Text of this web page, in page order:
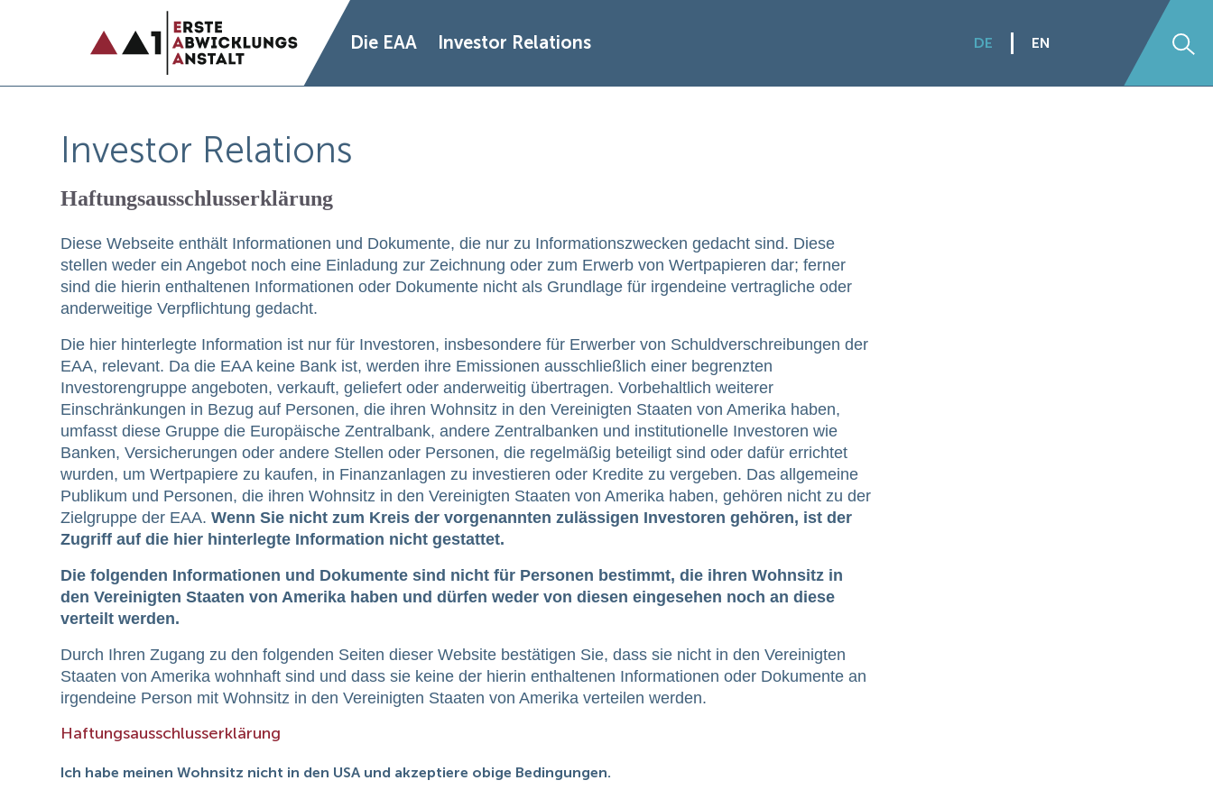
Die EAA Investor Relations DE EN
Investor Relations
Haftungsausschlusserklärung
Diese Webseite enthält Informationen und Dokumente, die nur zu Informationszwecken gedacht sind. Diese
stellen weder ein Angebot noch eine Einladung zur Zeichnung oder zum Erwerb von Wertpapieren dar; ferner
sind die hierin enthaltenen Informationen oder Dokumente nicht als Grundlage für irgendeine vertragliche oder
anderweitige Verpflichtung gedacht.
Die hier hinterlegte Information ist nur für Investoren, insbesondere für Erwerber von Schuldverschreibungen der
EAA, relevant. Da die EAA keine Bank ist, werden ihre Emissionen ausschließlich einer begrenzten
Investorengruppe angeboten, verkauft, geliefert oder anderweitig übertragen. Vorbehaltlich weiterer
Einschränkungen in Bezug auf Personen, die ihren Wohnsitz in den Vereinigten Staaten von Amerika haben,
umfasst diese Gruppe die Europäische Zentralbank, andere Zentralbanken und institutionelle Investoren wie
Banken, Versicherungen oder andere Stellen oder Personen, die regelmäßig beteiligt sind oder dafür errichtet
wurden, um Wertpapiere zu kaufen, in Finanzanlagen zu investieren oder Kredite zu vergeben. Das allgemeine
Publikum und Personen, die ihren Wohnsitz in den Vereinigten Staaten von Amerika haben, gehören nicht zu der
Zielgruppe der EAA. Wenn Sie nicht zum Kreis der vorgenannten zulässigen Investoren gehören, ist der
Zugriff auf die hier hinterlegte Information nicht gestattet.
Die folgenden Informationen und Dokumente sind nicht für Personen bestimmt, die ihren Wohnsitz in
den Vereinigten Staaten von Amerika haben und dürfen weder von diesen eingesehen noch an diese
verteilt werden.
Durch Ihren Zugang zu den folgenden Seiten dieser Website bestätigen Sie, dass sie nicht in den Vereinigten
Staaten von Amerika wohnhaft sind und dass sie keine der hierin enthaltenen Informationen oder Dokumente an
irgendeine Person mit Wohnsitz in den Vereinigten Staaten von Amerika verteilen werden.
Haftungsausschlusserklärung
Ich habe meinen Wohnsitz nicht in den USA und akzeptiere obige Bedingungen.